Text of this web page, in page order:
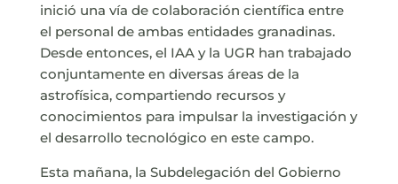
inició una vía de colaboración científica entre
el personal de ambas entidades granadinas.
Desde entonces, el IAA y la UGR han trabajado
conjuntamente en diversas áreas de la
astrofísica, compartiendo recursos y
conocimientos para impulsar la investigación y
el desarrollo tecnológico en este campo.
Esta mañana, la Subdelegación del Gobierno